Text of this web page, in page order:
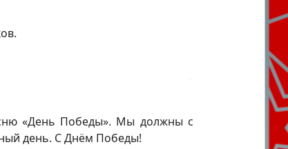
«День Победы». Мы должны с
день. С Днём Победы!